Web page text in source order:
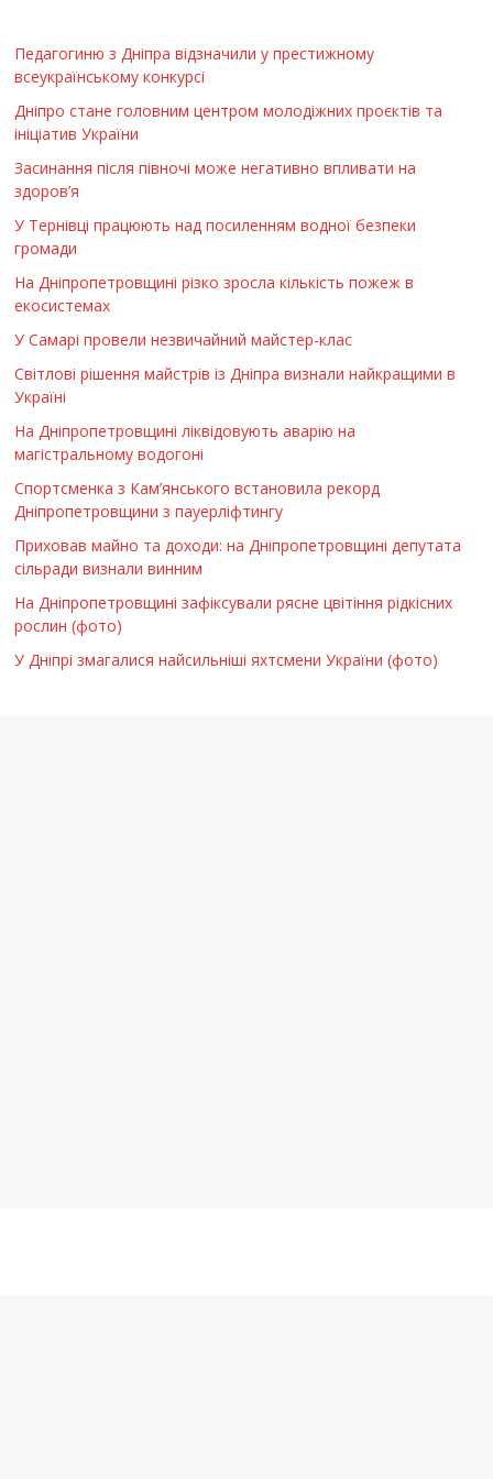
Педагогиню з Дніпра відзначили у престижному
всеукраїнському конкурсі
Дніпро стане головним центром молодіжних проєктів та
ініціатив України
Засинання після півночі може негативно впливати на
здоров’я
У Тернівці працюють над посиленням водної безпеки
громади
На Дніпропетровщині різко зросла кількість пожеж в
екосистемах
У Самарі провели незвичайний майстер-клас
Світлові рішення майстрів із Дніпра визнали найкращими в
Україні
На Дніпропетровщині ліквідовують аварію на
магістральному водогоні
Спортсменка з Кам’янського встановила рекорд
Дніпропетровщини з пауерліфтингу
Приховав майно та доходи: на Дніпропетровщині депутата
сільради визнали винним
На Дніпропетровщині зафіксували рясне цвітіння рідкісних
рослин (фото)
У Дніпрі змагалися найсильніші яхтсмени України (фото)